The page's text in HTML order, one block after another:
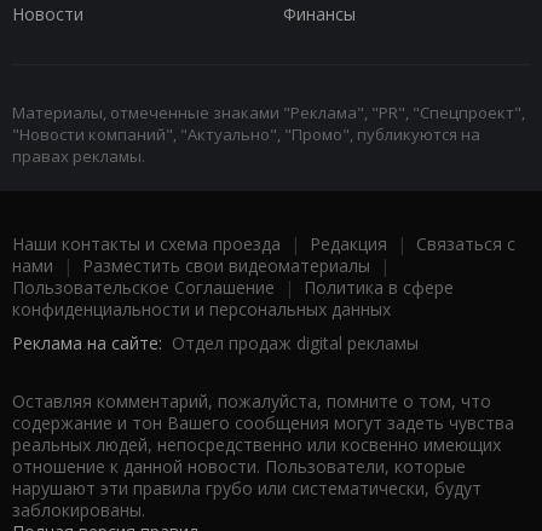
Новости
Финансы
Материалы, отмеченные знаками "Реклама", "PR", "Спецпроект",
"Новости компаний", "Актуально", "Промо", публикуются на
правах рекламы.
Наши контакты и схема проезда | Редакция | Связаться с
нами | Разместить свои видеоматериалы |
Пользовательское Соглашение |
Политика в сфере
конфиденциальности и персональных данных
Реклама на сайте: Отдел продаж digital рекламы
Оставляя комментарий, пожалуйста, помните о том, что
содержание и тон Вашего сообщения могут задеть чувства
реальных людей, непосредственно или косвенно имеющих
отношение к данной новости. Пользователи, которые
нарушают эти правила грубо или систематически, будут
заблокированы.